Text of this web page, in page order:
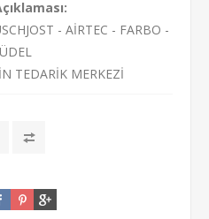
- AİRTEC - FARBO -
TEDARİK MERKEZİ